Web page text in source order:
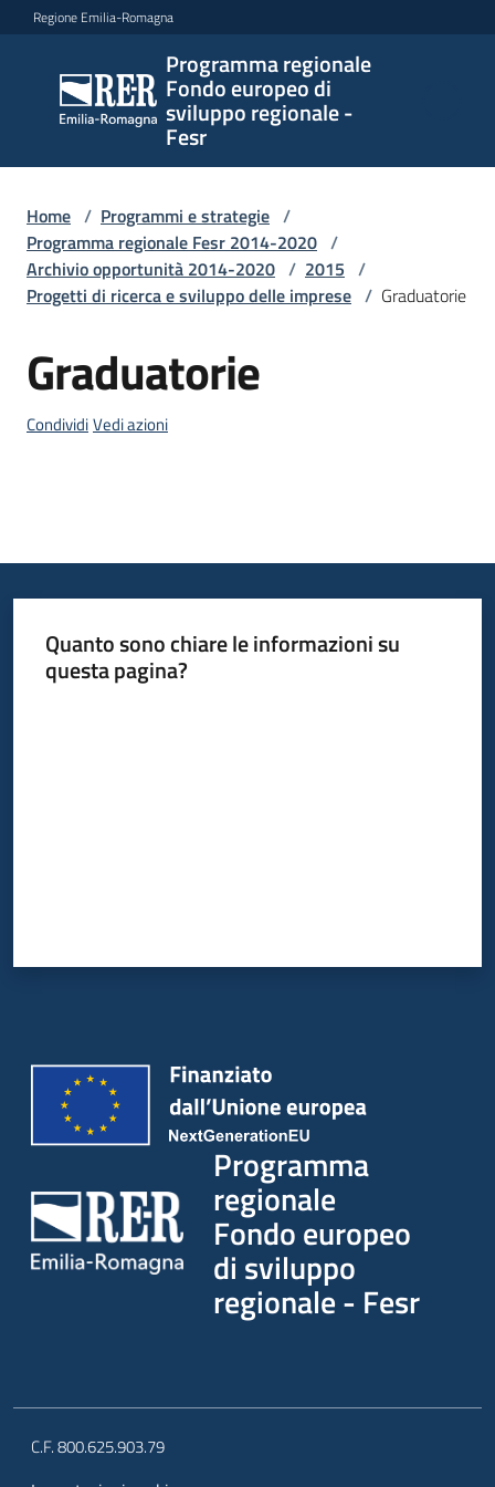
Vai al contenuto
Vai alla navigazione
Vai al footer
Regione Emilia-Romagna
Programma regionale
Fondo europeo di
sviluppo regionale -
Fesr
Programma
regionale
Fondo
europeo di
regionale -
Fesr
Programmi
Progetti
e
Seguici
Home / Programmi e strategie /
Programma regionale Fesr 2014-2020 /
Archivio opportunità 2014-2020 / 2015 /
Progetti di ricerca e sviluppo delle imprese / Graduatorie
Salta al contenuto
Graduatorie
CondividiVedi azioni
Quanto sono chiare le informazioni su
questa pagina?
Programma
regionale
Fondo europeo
di sviluppo
regionale - Fesr
C.F. 800.625.903.79